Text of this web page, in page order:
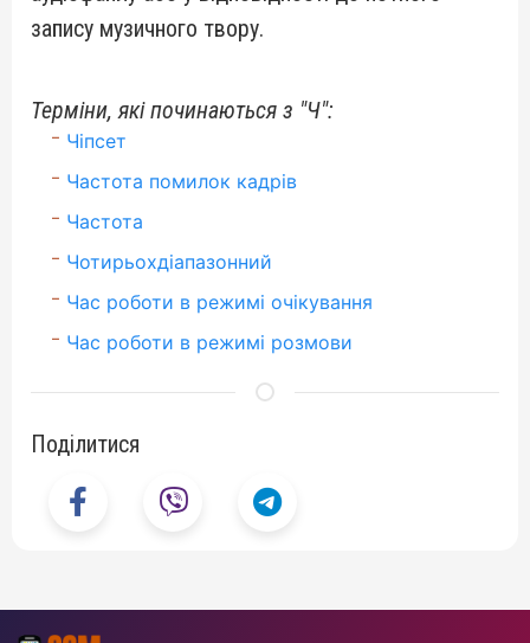
запису музичного твору.
Терміни, які починаються з "Ч":
Чіпсет
Частота помилок кадрів
Частота
Чотирьохдіапазонний
Час роботи в режимі очікування
Час роботи в режимі розмови
Поділитися